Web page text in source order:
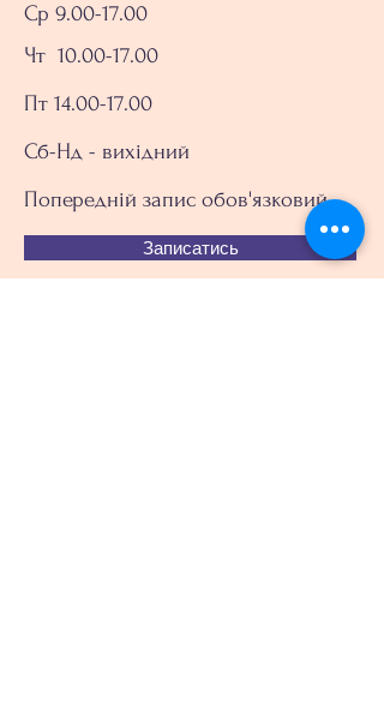
Ср 9.00-17.00
Чт 10.00-17.00
Пт 14.00-17.00
Сб-Нд - вихідний
Попередній запис обов'язковий
Записатись